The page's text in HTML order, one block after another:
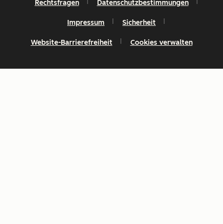
Rechtsfragen Datenschutzbestimmungen
Impressum Sicherheit
Website-Barrierefreiheit Cookies verwalten